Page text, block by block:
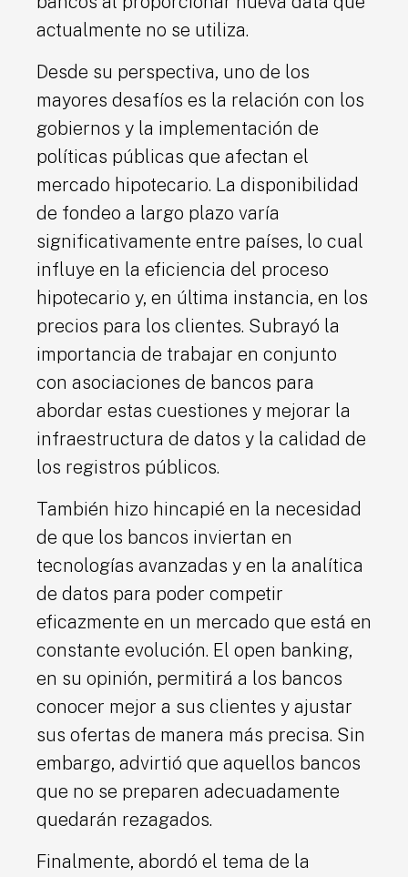
actualmente no se utiliza.
Desde su perspectiva, uno de los
mayores desafíos es la relación con los
gobiernos y la implementación de
políticas públicas que afectan el
mercado hipotecario. La disponibilidad
de fondeo a largo plazo varía
significativamente entre países, lo cual
influye en la eficiencia del proceso
hipotecario y, en última instancia, en los
precios para los clientes. Subrayó la
importancia de trabajar en conjunto
con asociaciones de bancos para
abordar estas cuestiones y mejorar la
infraestructura de datos y la calidad de
los registros públicos.
También hizo hincapié en la necesidad
de que los bancos inviertan en
tecnologías avanzadas y en la analítica
de datos para poder competir
eficazmente en un mercado que está en
constante evolución. El open banking,
en su opinión, permitirá a los bancos
conocer mejor a sus clientes y ajustar
sus ofertas de manera más precisa. Sin
embargo, advirtió que aquellos bancos
que no se preparen adecuadamente
quedarán rezagados.
Finalmente, abordó el tema de la